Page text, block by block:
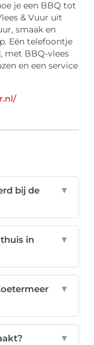
je een BBQ tot
& Vuur uit
smaak en
Eén telefoontje
met BBQ-vlees
en een service
bij de
▼
in
▼
▼
▼